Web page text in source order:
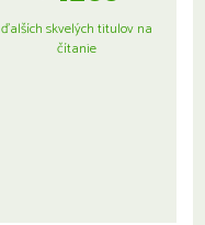
ďalších skvelých titulov na
čítanie